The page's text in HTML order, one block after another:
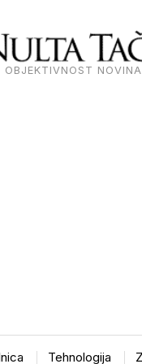
OBJEKTIVNOST
Tehnologija